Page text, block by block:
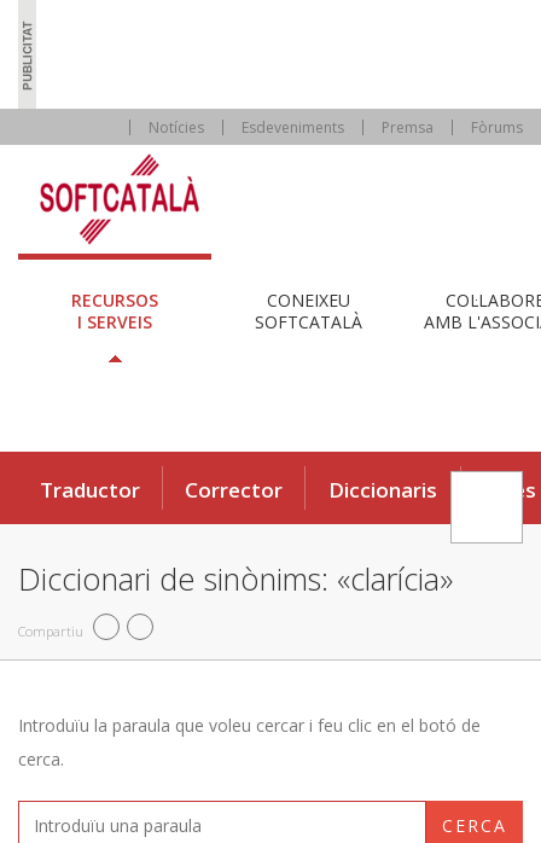
Notícies Esdeveniments Premsa Fòrums
RECURSOS
I SERVEIS
CONEIXEU
SOFTCATALÀ
AMB
Traductor Corrector Diccionaris Eines
Diccionari de sinònims: «clarícia»
Compartiu
Introduïu la paraula que voleu cercar i feu clic en el botó de
cerca.
CERCA